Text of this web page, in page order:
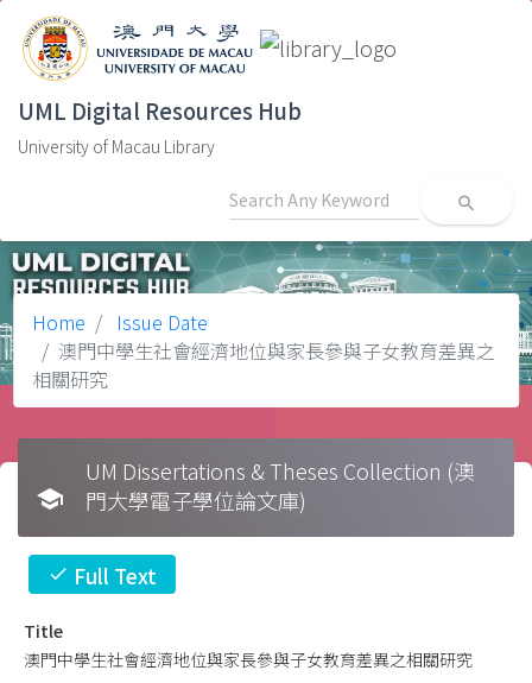
UML Digital Resources Hub
University of Macau Library
search
Home
Issue Date
澳門中學生社會經濟地位與家長參與子女教育差異之
相關研究
school
UM Dissertations & Theses Collection (澳
門大學電子學位論文庫)
check Full Text
Title
澳門中學生社會經濟地位與家長參與子女教育差異之相關研究